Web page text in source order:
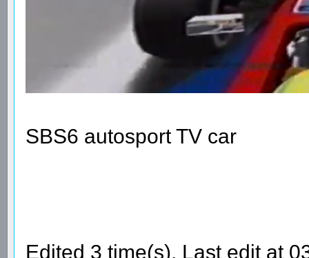
SBS6 autosport TV car
Edited 3 time(s). Last edit at